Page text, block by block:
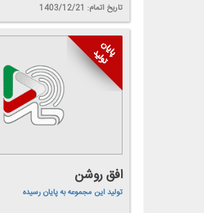
تاریخ اتمام: 1403/12/21
افق روشن
تولید این مجموعه به پایان رسیده